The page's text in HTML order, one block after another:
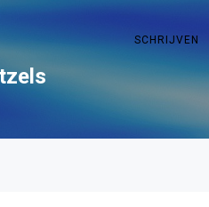
SCHRIJVEN